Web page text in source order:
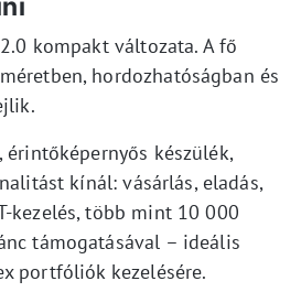
kompakt változata. A fő
hordozhatóságban és
érintőképernyős készülék,
kínál: vásárlás, eladás,
kezelés, több mint 10 000
támogatásával – ideális
portfóliók kezelésére.